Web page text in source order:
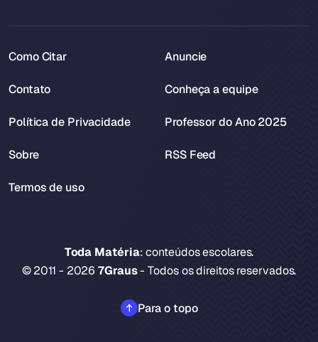
Toda Matéria: conteúdos escolares.
© 2011 - 20267Graus- Todos os direitos reservados.
Para o topo
Como Citar
Contato
Política de Privacidade
Sobre
Termos de uso
Anuncie
Conheça a equipe
Professor do Ano 2025
RSS Feed